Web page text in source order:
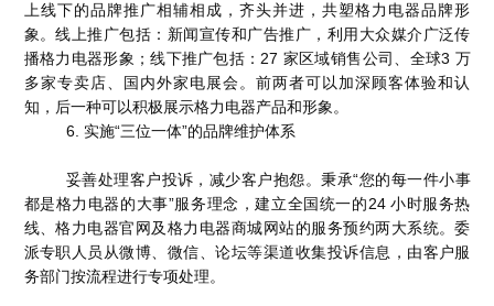
上线下的品牌推广相辅相成，齐头并进，共塑格力电器品牌形
象。线上推广包括：新闻宣传和广告推广，利用大众媒介广泛传
播格力电器形象；线下推广包括：27 家区域销售公司、全球3 万
多家专卖店、国内外家电展会。前两者可以加深顾客体验和认
知，后一种可以积极展示格力电器产品和形象。
6. 实施“三位一体”的品牌维护体系
妥善处理客户投诉，减少客户抱怨。秉承“您的每一件小事
都是格力电器的大事”服务理念，建立全国统一的24 小时服务热
线、格力电器官网及格力电器商城网站的服务预约两大系统。委
派专职人员从微博、微信、论坛等渠道收集投诉信息，由客户服
务部门按流程进行专项处理。